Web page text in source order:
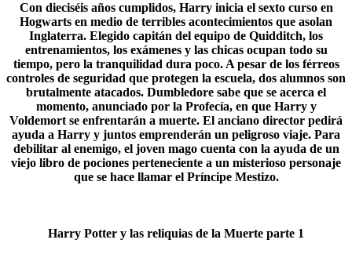
Con dieciséis años cumplidos, Harry inicia el sexto curso en
Hogwarts en medio de terribles acontecimientos que asolan
Inglaterra. Elegido capitán del equipo de Quidditch, los
entrenamientos, los exámenes y las chicas ocupan todo su
tiempo, pero la tranquilidad dura poco. A pesar de los férreos
controles de seguridad que protegen la escuela, dos alumnos son
brutalmente atacados. Dumbledore sabe que se acerca el
momento, anunciado por la Profecía, en que Harry y
Voldemort se enfrentarán a muerte. El anciano director pedirá
ayuda a Harry y juntos emprenderán un peligroso viaje. Para
debilitar al enemigo, el joven mago cuenta con la ayuda de un
viejo libro de pociones perteneciente a un misterioso personaje
que se hace llamar el Príncipe Mestizo.​
Harry Potter y las reliquias de la Muerte parte 1